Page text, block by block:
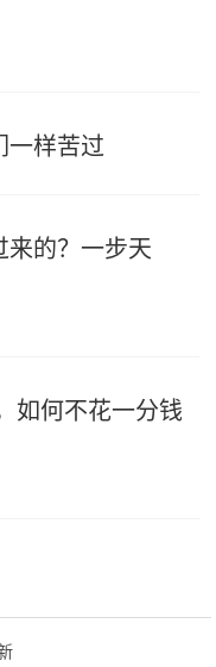
一样苦过
来的？一步天
如何不花一分钱